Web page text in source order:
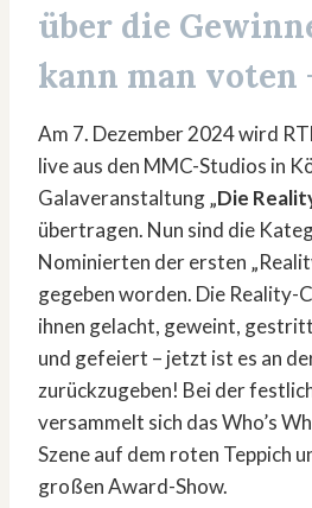
über die
kann man voten
Am 7. Dezember 2024 wird
live aus den MMC-Studios in
Galaveranstaltung „Die
übertragen. Nun sind die
Nominierten der ersten
gegeben worden. Die Reality-
ihnen gelacht, geweint,
und gefeiert – jetzt ist es an
zurückzugeben! Bei der
versammelt sich das Who’s
Szene auf dem roten Teppich
großen Award-Show.